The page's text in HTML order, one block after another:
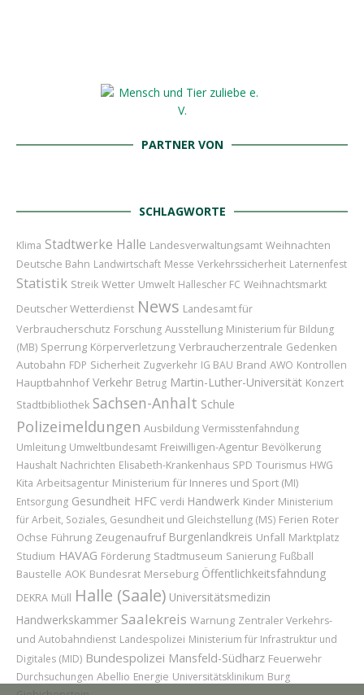
PARTNER VON
SCHLAGWORTE
Klima Stadtwerke Halle Landesverwaltungsamt Weihnachten
Deutsche Bahn Landwirtschaft Messe Verkehrssicherheit Laternenfest
Statistik Streik Wetter Umwelt Hallescher FC Weihnachtsmarkt
Deutscher Wetterdienst News Landesamt für
Verbraucherschutz Forschung Ausstellung Ministerium für Bildung
(MB) Sperrung Körperverletzung Verbraucherzentrale Gedenken
Autobahn FDP Sicherheit Zugverkehr IG BAU Brand AWO Kontrollen
Hauptbahnhof Verkehr Betrug Martin-Luther-Universität Konzert
Stadtbibliothek Sachsen-Anhalt Schule
Polizeimeldungen Ausbildung Vermisstenfahndung
Umleitung Umweltbundesamt Freiwilligen-Agentur Bevölkerung
Haushalt Nachrichten Elisabeth-Krankenhaus SPD Tourismus HWG
Kita Arbeitsagentur Ministerium für Inneres und Sport (MI)
Entsorgung Gesundheit HFC verdi Handwerk Kinder Ministerium
für Arbeit, Soziales, Gesundheit und Gleichstellung (MS) Ferien Roter
Ochse Führung Zeugenaufruf Burgenlandkreis Unfall Marktplatz
Studium HAVAG Förderung Stadtmuseum Sanierung Fußball
Baustelle AOK Bundesrat Merseburg Öffentlichkeitsfahndung
DEKRA Müll Halle (Saale) Universitätsmedizin
Handwerkskammer Saalekreis Warnung Zentraler Verkehrs-
und Autobahndienst Landespolizei Ministerium für Infrastruktur und
Digitales (MID) Bundespolizei Mansfeld-Südharz Feuerwehr
Durchsuchungen Abellio Energie Universitätsklinikum Burg